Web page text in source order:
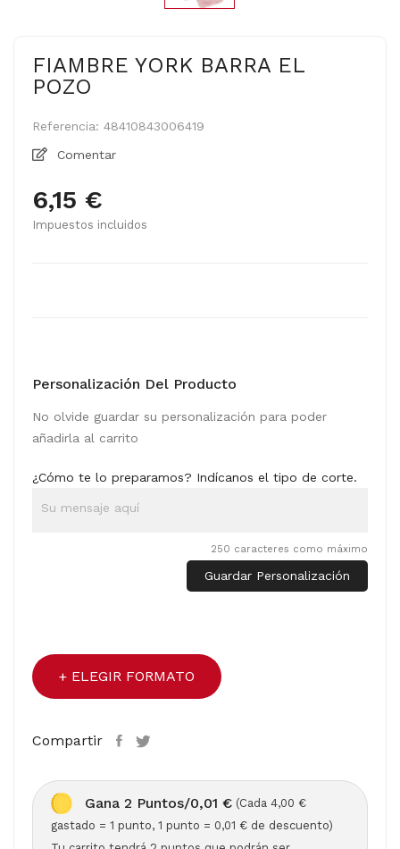
FIAMBRE YORK BARRA EL
POZO
Referencia: 48410843006419
Comentar
6,15 €
Impuestos incluidos
Personalización Del Producto
No olvide guardar su personalización para poder
añadirla al carrito
¿Cómo te lo preparamos? Indícanos el tipo de corte.
250 caracteres como máximo
Guardar Personalización
ELEGIR FORMATO
Compartir
Gana 2 Puntos/0,01 € (Cada 4,00 €
gastado = 1 punto, 1 punto = 0,01 € de descuento)